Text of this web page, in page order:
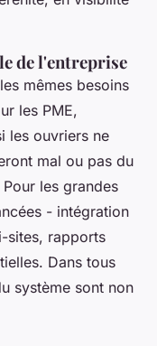
de l'entreprise
mêmes besoins
les PME,
les ouvriers ne
mal ou pas du
les grandes
- intégration
sites, rapports
Dans tous
système sont non